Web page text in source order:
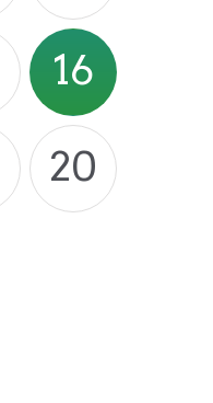
16
20